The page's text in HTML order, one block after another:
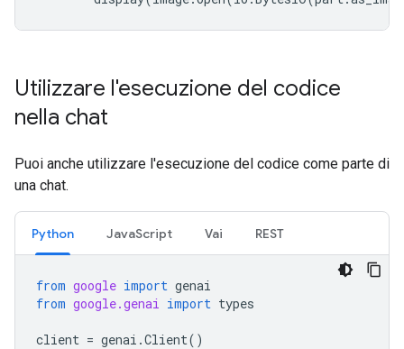
Utilizzare l'esecuzione del codice
nella chat
Puoi anche utilizzare l'esecuzione del codice come parte di
una chat.
Python JavaScript Vai REST
from google import genai
from google.genai import types
client = genai .Client()